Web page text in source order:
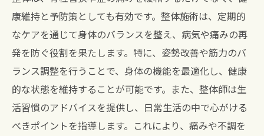
康維持と予防策としても有効です。整体施術は、定期的
なケアを通じて身体のバランスを整え、病気や痛みの再
発を防ぐ役割を果たします。特に、姿勢改善や筋力のバ
ランス調整を行うことで、身体の機能を最適化し、健康
的な状態を維持することが可能です。また、整体師は生
活習慣のアドバイスを提供し、日常生活の中で心がける
べきポイントを指導します。これにより、痛みや不調を